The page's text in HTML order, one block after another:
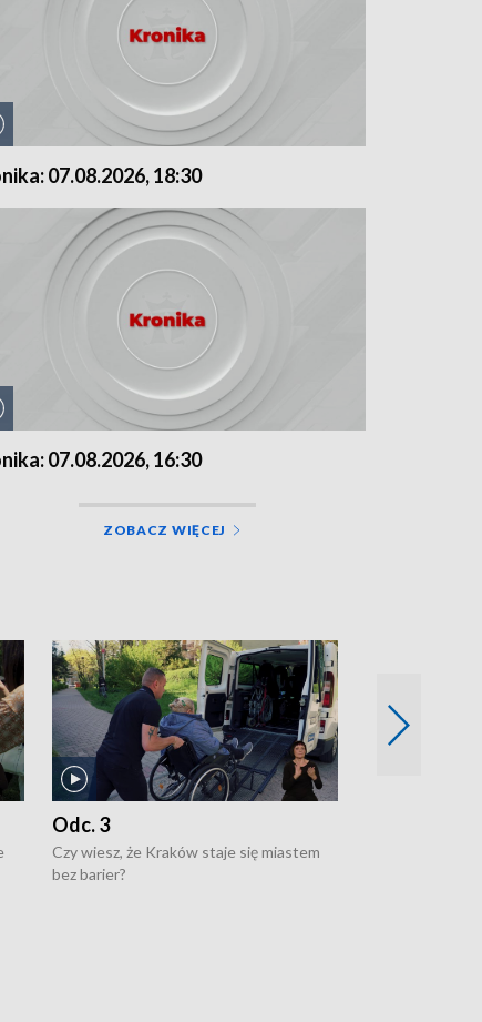
07.08.2026, 18:30
07.08.2026, 16:30
ZOBACZ WIĘCEJ
Odc. 3
Czy wiesz, że Kraków staje się miastem
bez barier?